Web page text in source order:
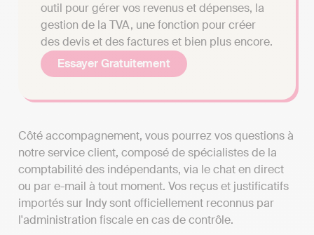
outil pour gérer vos revenus et dépenses, la
gestion de la TVA, une fonction pour créer
des devis et des factures et bien plus encore.
Essayer Gratuitement
Côté accompagnement, vous pourrez vos questions à
notre service client, composé de spécialistes de la
comptabilité des indépendants, via le chat en direct
ou par e-mail à tout moment. Vos reçus et justificatifs
importés sur Indy sont officiellement reconnus par
l'administration fiscale en cas de contrôle.